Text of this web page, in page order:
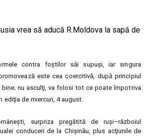
contra foştilor săi supuşi, iar singura
este cea coercitivă, după principiul
bine; nu asculţi, va folosi tot ce poate împotriva
ediţia de miercuri, 4 august.
surpriza pregătită de ruşi–războiul
conduceri de la Chişinău, plus acţiunile de